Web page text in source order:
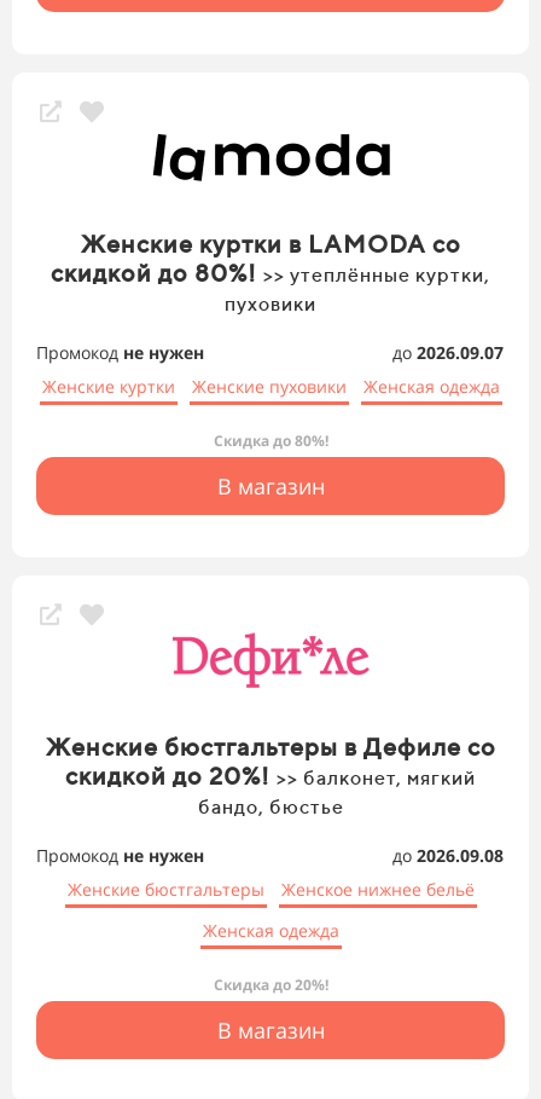
Женские куртки в LAMODA со
скидкой до 80%! >> утеплённые куртки,
пуховики
Промокод не нужен до 2026.09.07
Женские куртки
Женские пуховики Женская одежда
Скидка до 80%!
В магазин
Женские бюстгальтеры в Дефиле со
скидкой до 20%! >> балконет, мягкий
бандо, бюстье
Промокод не нужен до 2026.09.08
Женские бюстгальтеры
Женское нижнее бельё
Женская одежда
Скидка до 20%!
В магазин